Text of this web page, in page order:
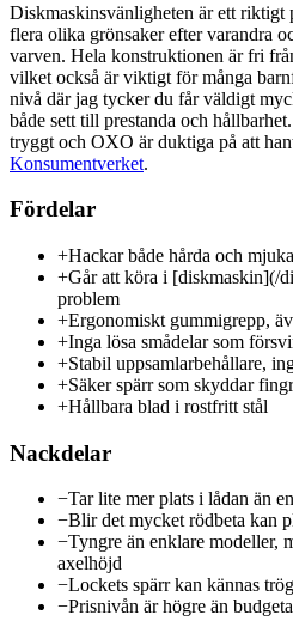
Diskmaskinsvänligheten är ett riktigt
flera olika grönsaker efter varandra
varven. Hela konstruktionen är fri
vilket också är viktigt för många
nivå där jag tycker du får väldigt
både sett till prestanda och
tryggt och OXO är duktiga på att
Konsumentverket.
Fördelar
+Hackar både hårda och
+Går att köra i [diskmaskin](/
problem
+Ergonomiskt gummigrepp,
+Inga lösa smådelar som
+Stabil uppsamlarbehållare,
+Säker spärr som skyddar
+Hållbara blad i rostfritt stål
Nackdelar
−Tar lite mer plats i lådan än
−Blir det mycket rödbeta kan
−Tyngre än enklare modeller,
axelhöjd
−Lockets spärr kan kännas
−Prisnivån är högre än